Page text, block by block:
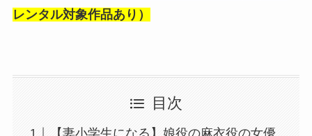
レンタル対象作品あり）
目次